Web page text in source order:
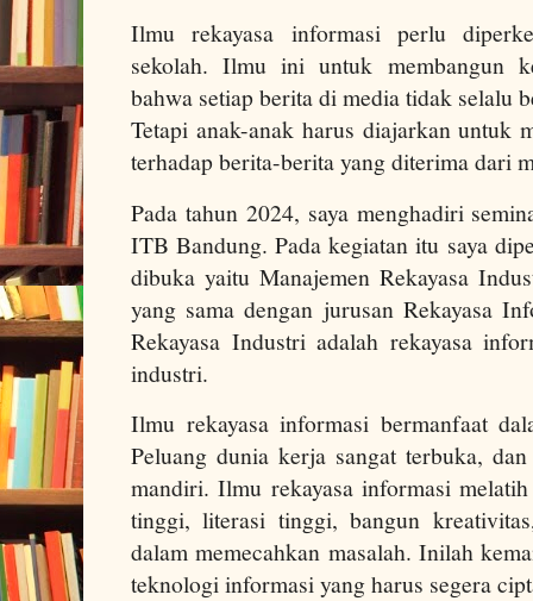
Ilmu rekayasa informasi perlu
sekolah. Ilmu ini untuk membangun
bahwa setiap berita di media tidak selalu
Tetapi anak-anak harus diajarkan untuk
terhadap berita-berita yang diterima dari
Pada tahun 2024, saya menghadiri
ITB Bandung. Pada kegiatan itu saya
dibuka yaitu Manajemen Rekayasa
yang sama dengan jurusan Rekayasa
Rekayasa Industri adalah rekayasa
industri.
Ilmu rekayasa informasi bermanfaat
Peluang dunia kerja sangat terbuka,
mandiri. Ilmu rekayasa informasi
tinggi, literasi tinggi, bangun
dalam memecahkan masalah. Inilah
teknologi informasi yang harus segera